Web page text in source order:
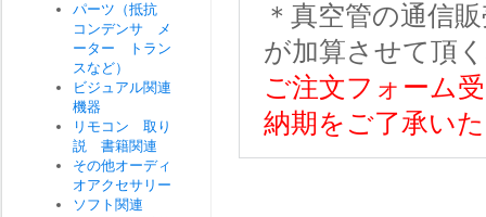
＊真空管の通信
が加算させて頂
ご注文フォーム
納期をご了承い
パーツ（抵抗
コンデンサ メ
ーター トラン
スなど）
ビジュアル関連
機器
リモコン 取り
説 書籍関連
その他オーディ
オアクセサリー
ソフト関連